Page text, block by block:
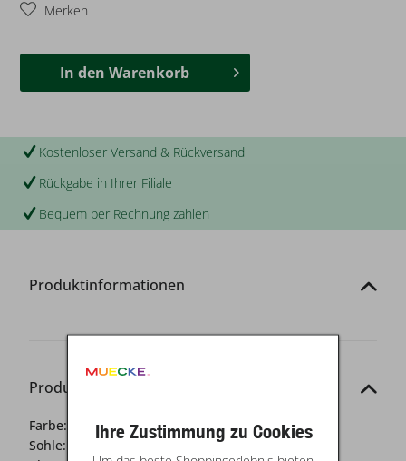
Merken
In den Warenkorb
Kostenloser Versand & Rückversand
Rückgabe in Ihrer Filiale
Bequem per Rechnung zahlen
Produktinformationen
Produkt-Details
Farbe:
braun
Sohle:
Ihre Zustimmung zu Cookies